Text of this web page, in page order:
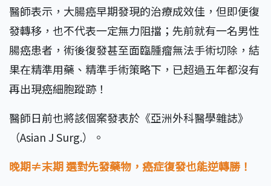
醫師表示，大腸癌早期發現的治療成效佳，但即便復
發轉移，也不代表一定無力阻擋；先前就有一名男性
腸癌患者，術後復發甚至面臨腫瘤無法手術切除，結
果在精準用藥、精準手術策略下，已超過五年都沒有
再出現癌細胞蹤跡！
醫師日前也將該個案發表於《亞洲外科醫學雜誌》
（Asian J Surg.）。
晚期≠末期 選對先發藥物，癌症復發也能逆轉勝！